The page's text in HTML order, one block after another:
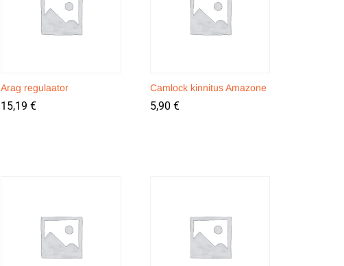
Arag regulaator
15,19 €
15,19 €
Camlock kinnitus Amazone
5,90 €
5,90 €